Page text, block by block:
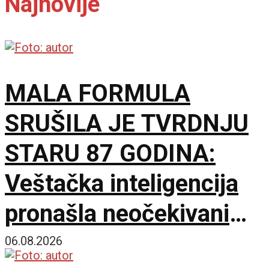
MALA FORMULA
SRUŠILA JE TVRDNJU
STARU 87 GODINA:
Veštačka inteligencija
pronašla neočekivani
matematički primer
06.08.2026